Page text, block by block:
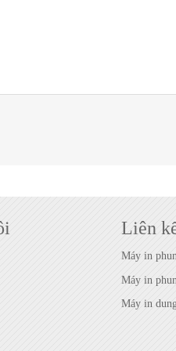
Liên
Máy in
Máy in
Máy in